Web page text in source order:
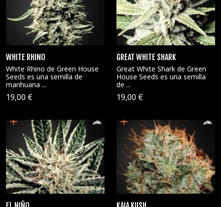
WHITE RHINO
White Rhino de Green House
Seeds es una semilla de
marihuana ...
19,00 €
GREAT WHITE SHARK
Great White Shark de Green
House Seeds es una semilla
de ...
19,00 €